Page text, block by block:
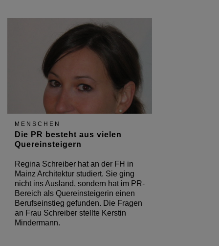
MENSCHEN
Die PR besteht aus vielen
Quereinsteigern
Regina Schreiber hat an der FH in
Mainz Architektur studiert. Sie ging
nicht ins Ausland, sondern hat im PR-
Bereich als Quereinsteigerin einen
Berufseinstieg gefunden. Die Fragen
an Frau Schreiber stellte Kerstin
Mindermann.